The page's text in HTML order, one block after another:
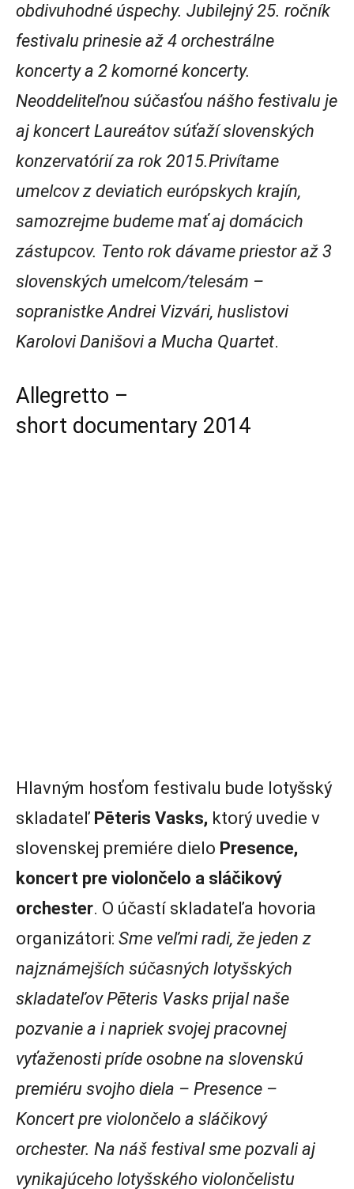
obdivuhodné úspechy. Jubilejný 25. ročník
festivalu prinesie až 4 orchestrálne
koncerty a 2 komorné koncerty.
Neoddeliteľnou súčasťou nášho festivalu je
aj koncert Laureátov súťaží slovenských
konzervatórií za rok 2015.Privítame
umelcov z deviatich európskych krajín,
samozrejme budeme mať aj domácich
zástupcov. Tento rok dávame priestor až 3
slovenských umelcom/telesám –
sopranistke Andrei Vizvári, huslistovi
Karolovi Danišovi a Mucha Quartet.
Allegretto –
short documentary 2014
Hlavným hosťom festivalu bude lotyšský
skladateľ Pēteris Vasks, ktorý uvedie v
slovenskej premiére dielo Presence,
koncert pre violončelo a sláčikový
orchester. O účastí skladateľa hovoria
organizátori: Sme veľmi radi, že jeden z
najznámejších súčasných lotyšských
skladateľov Pēteris Vasks prijal naše
pozvanie a i napriek svojej pracovnej
vyťaženosti príde osobne na slovenskú
premiéru svojho diela – Presence –
Koncert pre violončelo a sláčikový
orchester. Na náš festival sme pozvali aj
vynikajúceho lotyšského violončelistu